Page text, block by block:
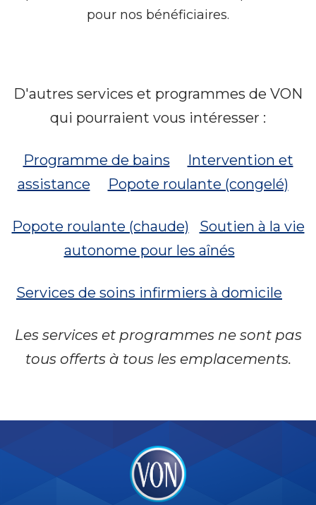
pour nos bénéficiaires.
D'autres services et programmes de VON
qui pourraient vous intéresser :
Programme de bains
Intervention et
assistance
Popote roulante (congelé)
Popote roulante (chaude)
Soutien à la vie
autonome pour les aînés
Services de soins infirmiers à domicile
Les services et programmes ne sont pas
tous offerts à tous les emplacements.